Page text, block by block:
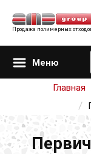
Продажа полимерных
Меню
Главная